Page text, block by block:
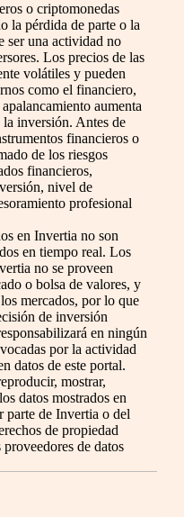
o criptomonedas
la pérdida de parte o la
ser una actividad no
Los precios de las
volátiles y pueden
como el financiero,
aumenta
inversión. Antes de
financieros o
de los riesgos
financieros,
nivel de
profesional
en Invertia no son
en tiempo real. Los
no se proveen
o bolsa de valores, y
mercados, por lo que
de inversión
en ningún
por la actividad
datos de este portal.
mostrar,
datos mostrados en
de Invertia o del
de propiedad
de datos